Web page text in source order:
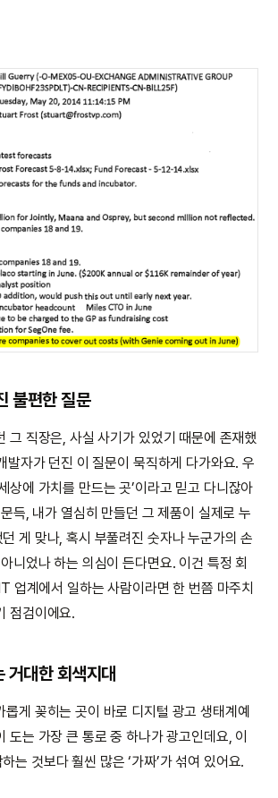
불편한 질문
그 직장은, 사실 사기가 있었기 때문에 존재했
발자가 던진 이 질문이 묵직하게 다가와요. 우
상에 가치를 만드는 곳’이라고 믿고 다니잖아
득, 내가 열심히 만들던 그 제품이 실제로 누
게 맞나, 혹시 부풀려진 숫자나 누군가의 손
니었나 하는 의심이 든다면요. 이건 특정 회
업계에서 일하는 사람이라면 한 번쯤 마주치
점검이에요.
거대한 회색지대
롭게 꽂히는 곳이 바로 디지털 광고 생태계예
도는 가장 큰 통로 중 하나가 광고인데요, 이
는 것보다 훨씬 많은 ‘가짜’가 섞여 있어요.